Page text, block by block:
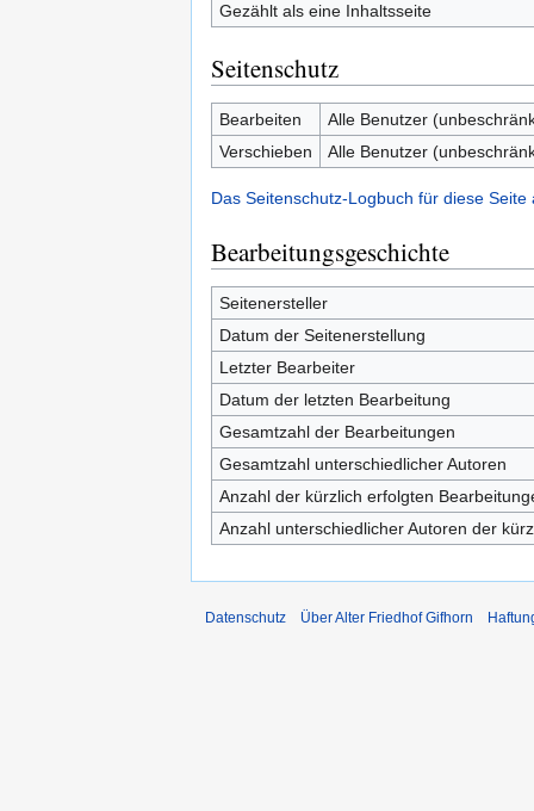
Gezählt als eine Inhaltsseite
Seitenschutz
Bearbeiten
Alle Benutzer
Verschieben
Alle Benutzer
Das Seitenschutz-Logbuch für diese Seite
Bearbeitungsgeschichte
Seitenersteller
Datum der Seitenerstellung
Letzter Bearbeiter
Datum der letzten Bearbeitung
Gesamtzahl der Bearbeitungen
Gesamtzahl unterschiedlicher Autoren
Anzahl der kürzlich erfolgten
Anzahl unterschiedlicher Autoren der
Datenschutz Über Alter Friedhof Gifhorn